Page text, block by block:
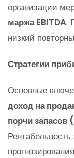
организации
маржа EBITDA.
низкий
Стратегии
Основные
доход на
порчи запасов